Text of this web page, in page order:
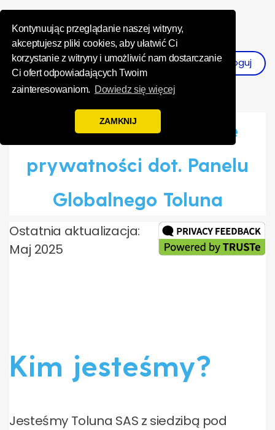
Kontynuując przeglądanie naszej witryny,
akceptujesz pliki cookies, aby ułatwić Ci
korzystanie z witryny i umożliwić nam dostarczanie
Ci ofert odpowiadających Twoim
zainteresowaniom. Dowiedz się więcej
ZAMKNIJ
Influence Your
Zarejestruj Się Zaloguj
Informacja o ochronie
prywatności dot. Panelu
Globalnego Toluna
Ostatnia aktualizacja:
Maj 2025
Kim jesteśmy?
Jesteśmy Toluna SAS z siedzibą pod